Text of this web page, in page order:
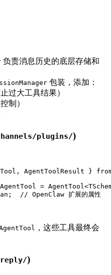
负责消息历史的底层存储和
包装，添加：
过大工具结果）
制）
plugins/)
, AgentToolResult }
= AgentTool <
;
// OpenClaw 扩展的属性
，这些工具最终会
)